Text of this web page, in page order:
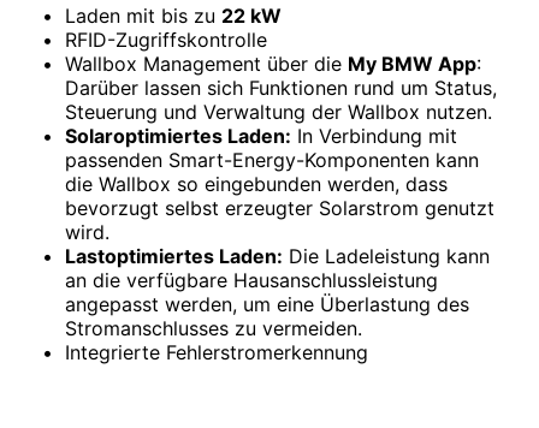
Reifen
Sicherheit
BMW i4 Zubehör
M Performance
e-Mobilität
Transport & Gepäck
Exterieur
Interieur
Kommunikation & Information
Winterkompletträder
Sommerkompletträder
Räderzubehör
Felgen
Reifen
Sicherheit
•
Laden mit bis zu 22 kW
•
RFID-Zugriffskontrolle
• Wallbox Management über die My BMW App:
Darüber lassen sich Funktionen rund um Status,
Steuerung und Verwaltung der Wallbox nutzen.
• Solaroptimiertes Laden: In Verbindung mit
passenden Smart-Energy-Komponenten kann
die Wallbox so eingebunden werden, dass
bevorzugt selbst erzeugter Solarstrom genutzt
wird.
•
Lastoptimiertes Laden: Die Ladeleistung kann
an die verfügbare Hausanschlussleistung
angepasst werden, um eine Überlastung des
Stromanschlusses zu vermeiden.
•
Integrierte Fehlerstromerkennung